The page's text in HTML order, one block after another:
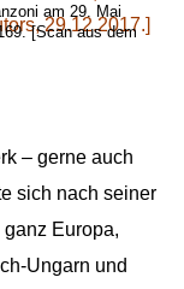
am 29. Mai
[Scan aus dem
– gerne auch
sich nach seiner
Europa,
Ungarn und